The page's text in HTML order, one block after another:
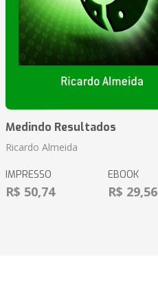
Medindo Resultados
Ricardo Almeida
IMPRESSO
R$ 50,74
EBOOK
R$ 29,56